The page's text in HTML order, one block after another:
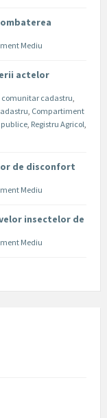
Mediu
actelor
comunitar cadastru,
, Compartiment
, Registru Agricol,
de disconfort
Mediu
insectelor de
Mediu